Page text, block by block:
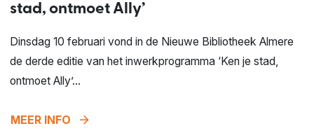
stad, ontmoet Ally’
Dinsdag 10 februari vond in de Nieuwe Bibliotheek Almere
de derde editie van het inwerkprogramma ‘Ken je stad,
ontmoet Ally’...
MEER INFO arrow_forward